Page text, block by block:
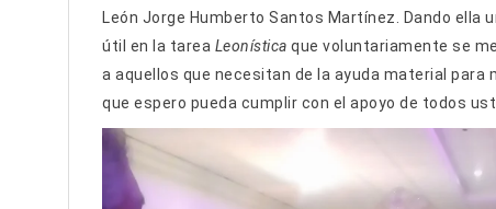
León Jorge Humberto Santos Martínez. Dando ella
útil en la tarea Leonística que voluntariamente se
a aquellos que necesitan de la ayuda material para
que espero pueda cumplir con el apoyo de todos